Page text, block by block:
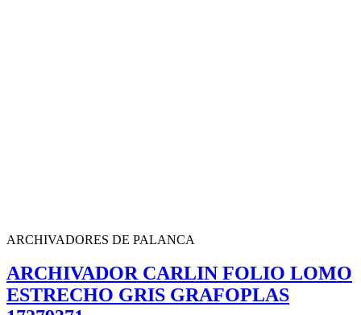
ARCHIVADORES DE PALANCA
ARCHIVADOR CARLIN FOLIO LOMO
ESTRECHO GRIS GRAFOPLAS